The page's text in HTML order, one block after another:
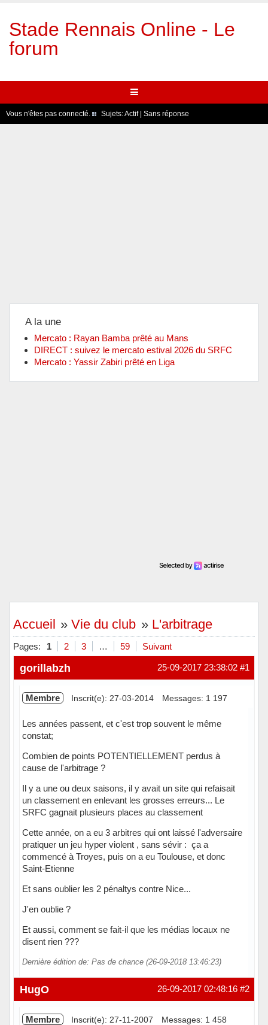
Stade Rennais Online - Le
forum
Vous n'êtes pas connecté. Sujets:Actif| Sans réponse
A la une
Mercato : Rayan Bamba prêté au Mans
DIRECT : suivez le mercato estival 2026 du SRFC
Mercato : Yassir Zabiri prêté en Liga
Accueil »Vie du club » L'arbitrage
Pages: 1 2 3 … 59 Suivant
#1
25-09-2017 23:38:02
gorillabzh
Membre Inscrit(e): 27-03-2014 Messages: 1 197
Les années passent, et c'est trop souvent le même
constat;
Combien de points POTENTIELLEMENT perdus à
cause de l'arbitrage ?
Il y a une ou deux saisons, il y avait un site qui refaisait
un classement en enlevant les grosses erreurs... Le
SRFC gagnait plusieurs places au classement
Cette année, on a eu 3 arbitres qui ont laissé l'adversaire
pratiquer un jeu hyper violent , sans sévir : ça a
commencé à Troyes, puis on a eu Toulouse, et donc
Saint-Etienne
Et sans oublier les 2 pénaltys contre Nice...
J'en oublie ?
Et aussi, comment se fait-il que les médias locaux ne
disent rien ???
Dernière édition de: Pas de chance (26-09-2018 13:46:23)
Hors ligne #2
26-09-2017 02:48:16
HugO
Membre Inscrit(e): 27-11-2007 Messages: 1 458